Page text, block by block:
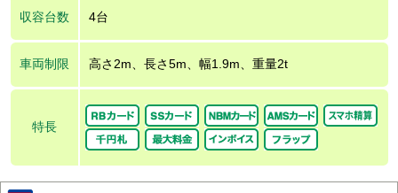
収容台数 4台
車両制限 高さ2m、長さ5m、幅1.9m、重量2t
特長